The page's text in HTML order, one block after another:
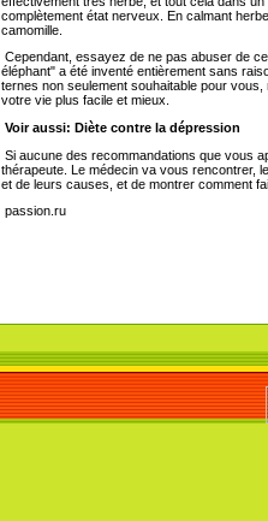
complètement état nerveux. En calmant
camomille.
Cependant, essayez de ne pas abuser de
éléphant" a été inventé entièrement sans
ternes non seulement souhaitable pour
votre vie plus facile et mieux.
Voir aussi: Diète contre la dépression
Si aucune des recommandations que vous
thérapeute. Le médecin va vous rencontrer,
et de leurs causes, et de montrer comment
passion.ru